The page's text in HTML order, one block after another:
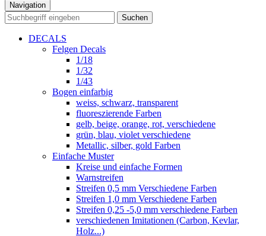
Navigation
Suchen
DECALS
Felgen Decals
1/18
1/32
1/43
Bogen einfarbig
weiss, schwarz, transparent
fluoreszierende Farben
gelb, beige, orange, rot, verschiedene
grün, blau, violet verschiedene
Metallic, silber, gold Farben
Einfache Muster
Kreise und einfache Formen
Warnstreifen
Streifen 0,5 mm Verschiedene Farben
Streifen 1,0 mm Verschiedene Farben
Streifen 0,25 -5,0 mm verschiedene Farben
verschiedenen Imitationen (Carbon, Kevlar,
Holz...)